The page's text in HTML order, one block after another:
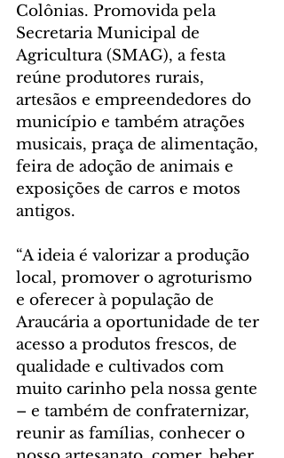
Colônias. Promovida pela
Secretaria Municipal de
Agricultura (SMAG), a festa
reúne produtores rurais,
artesãos e empreendedores do
município e também atrações
musicais, praça de alimentação,
feira de adoção de animais e
exposições de carros e motos
antigos.
“A ideia é valorizar a produção
local, promover o agroturismo
e oferecer à população de
Araucária a oportunidade de ter
acesso a produtos frescos, de
qualidade e cultivados com
muito carinho pela nossa gente
– e também de confraternizar,
reunir as famílias, conhecer o